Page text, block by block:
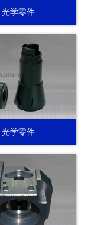
光学零件
光学零件